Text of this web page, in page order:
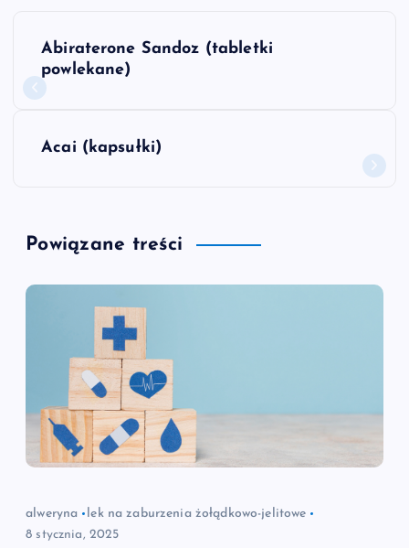
a
a
c
w
Abiraterone Sandoz (tabletki
powlekane)
Acai (kapsułki)
Powiązane treści
alweryna
lek na zaburzenia żołądkowo-jelitowe
8 stycznia, 2025